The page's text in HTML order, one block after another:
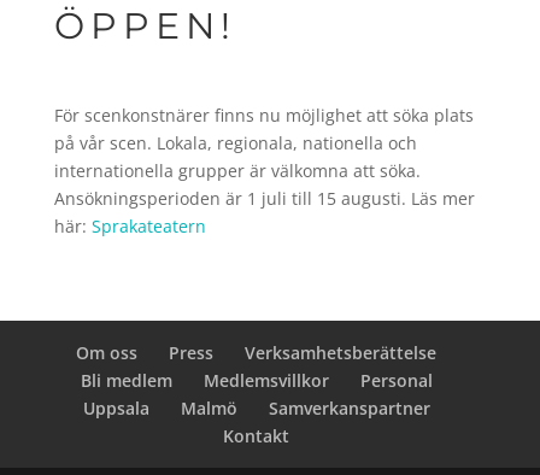
ÖPPEN!
För scenkonstnärer finns nu möjlighet att söka plats
på vår scen. Lokala, regionala, nationella och
internationella grupper är välkomna att söka.
Ansökningsperioden är 1 juli till 15 augusti. Läs mer
här: Sprakateatern
Om oss Press
Verksamhetsberättelse
Bli medlem
Medlemsvillkor
Personal
Uppsala
Malmö
Samverkanspartner
Kontakt